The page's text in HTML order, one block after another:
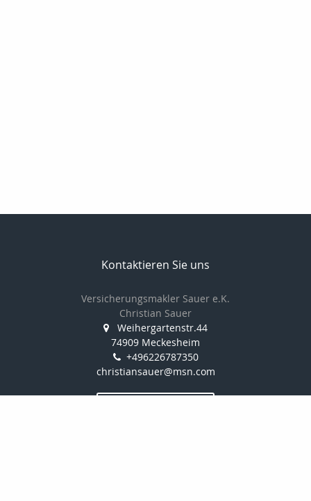
Kontaktieren Sie uns
Versicherungsmakler Sauer e.K.
Christian Sauer
Weihergartenstr.44
74909 Meckesheim
+496226787350
christiansauer@msn.com